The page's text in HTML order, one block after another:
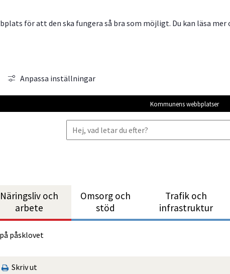
för att den ska fungera så bra som möjligt. Du kan läsa mer
Anpassa inställningar
Kommunens
Närings­liv och
arbete
Omsorg och
stöd
Trafik och
infrastruktur
påsklovet
Skriv ut